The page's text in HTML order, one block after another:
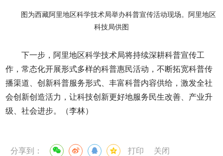
图为西藏阿里地区科学技术局举办科普宣传活动现场。阿里地区
科技局供图
下一步，阿里地区科学技术局将持续深耕科普宣传工
作，常态化开展形式多样的科普惠民活动，不断拓宽科普传
播渠道、创新科普服务形式、丰富科普内容供给，激发全社
会创新创造活力，让科技创新更好地服务民生改善、产业升
级、社会进步。（李林）
分享到： 打印 关闭